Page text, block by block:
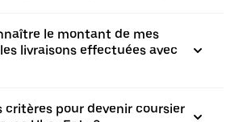
le montant de mes
livraisons effectuées avec
critères pour devenir coursier